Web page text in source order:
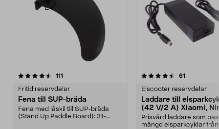
111
Fritid reservdelar
Fena till SUP-bräda
Fena med låskil till SUP-bräda
(Stand Up Paddle Board): 31-
4.5 av 5 stjärnor 61
Elscooter reservdelar
Laddare till
(42 V/2 A) Xiaomi,
E-Way m.fl.
Prisvärd laddare som
mängd elsparkcyklar från
4.5 av 5 stjärnor